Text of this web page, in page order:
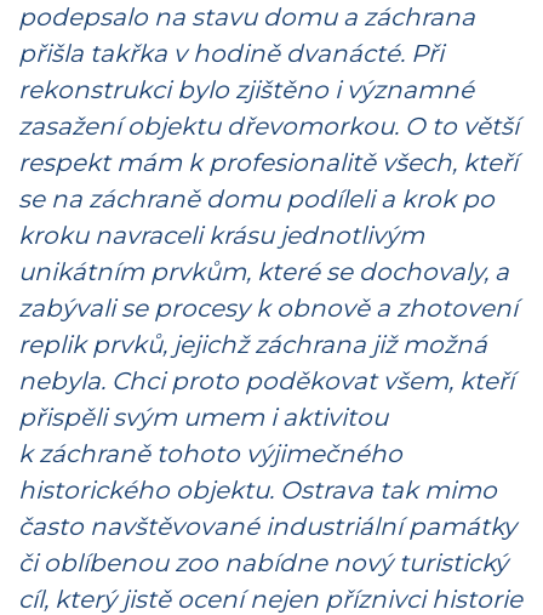
podepsalo na stavu domu a záchrana
přišla takřka v hodině dvanácté. Při
rekonstrukci bylo zjištěno i významné
zasažení objektu dřevomorkou. O to větší
respekt mám k profesionalitě všech, kteří
se na záchraně domu podíleli a krok po
kroku navraceli krásu jednotlivým
unikátním prvkům, které se dochovaly, a
zabývali se procesy k obnově a zhotovení
replik prvků, jejichž záchrana již možná
nebyla. Chci proto poděkovat všem, kteří
přispěli svým umem i aktivitou
k záchraně tohoto výjimečného
historického objektu. Ostrava tak mimo
často navštěvované industriální památky
či oblíbenou zoo nabídne nový turistický
cíl, který jistě ocení nejen příznivci historie